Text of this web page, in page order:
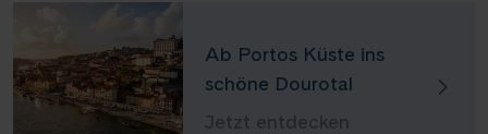
Ab Portos Küste ins
schöne Dourotal
Jetzt entdecken